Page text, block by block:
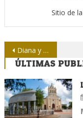
Sitio de
Navegación
de
entradas
Diana y las nuevas caras del periodismo deportivo
ÚLTIMAS